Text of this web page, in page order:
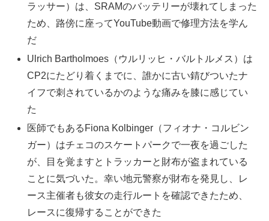
ラッサー）は、SRAMのバッテリーが壊れてしまった
ため、路傍に座ってYouTube動画で修理方法を学ん
だ
Ulrich Bartholmoes（ウルリッヒ・バルトルメス）は
CP2にたどり着くまでに、誰かに古い錆びついたナ
イフで刺されているかのような痛みを膝に感じてい
た
医師でもあるFiona Kolbinger（フィオナ・コルビン
ガー）はチェコのスケートパークで一夜を過ごした
が、目を覚ますとトラッカーと財布が盗まれている
ことに気づいた。幸い地元警察が財布を発見し、レ
ース主催者も彼女の走行ルートを確認できたため、
レースに復帰することができた